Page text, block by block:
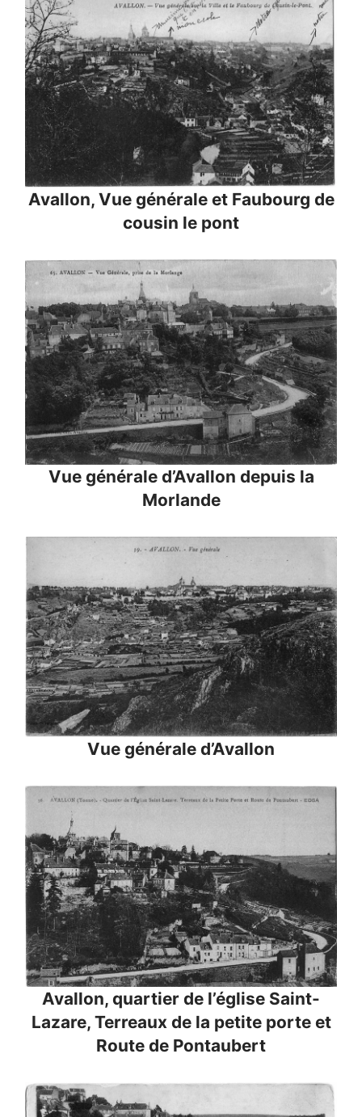
Avallon, Vue générale et Faubourg de
cousin le pont
Vue générale d’Avallon depuis la
Morlande
Vue générale d’Avallon
Avallon, quartier de l’église Saint-
Lazare, Terreaux de la petite porte et
Route de Pontaubert